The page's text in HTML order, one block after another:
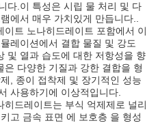
다.이 특성은 시립 물 처리 및 다
에서 매우 가치있게 만듭니다..
트 노나히드레이트 포함에서 이
레이션에서 결합 물질 및 강도
및 열과 습도에 대한 저항성을 향
다양한 기질과 강한 결합을 형
, 종이 접착제 및 장기적인 성능
사용하기에 이상적입니다.
드레이트는 부식 억제제로 널리
고 금속 표면 에 보호층 을 형성